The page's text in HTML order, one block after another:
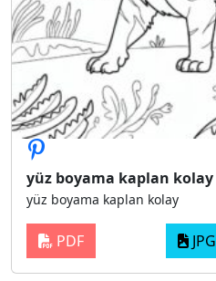
yüz boyama kaplan kolay
yüz boyama kaplan kolay
PDF JPG